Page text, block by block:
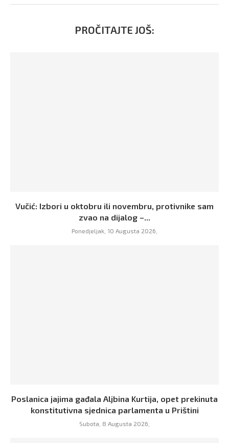
PROČITAJTE JOŠ:
Vučić: Izbori u oktobru ili novembru, protivnike sam
zvao na dijalog –...
Ponedjeljak, 10 Augusta 2026,
Poslanica jajima gađala Aljbina Kurtija, opet prekinuta
konstitutivna sjednica parlamenta u Prištini
Subota, 8 Augusta 2026,